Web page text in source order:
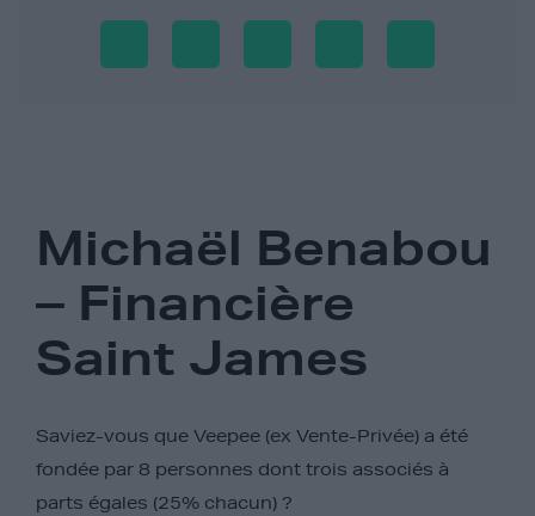
Michaël Benabou
– Financière
Saint James
Saviez-vous que Veepee (ex Vente-Privée) a été
fondée par 8 personnes dont trois associés à
parts égales (25% chacun) ?